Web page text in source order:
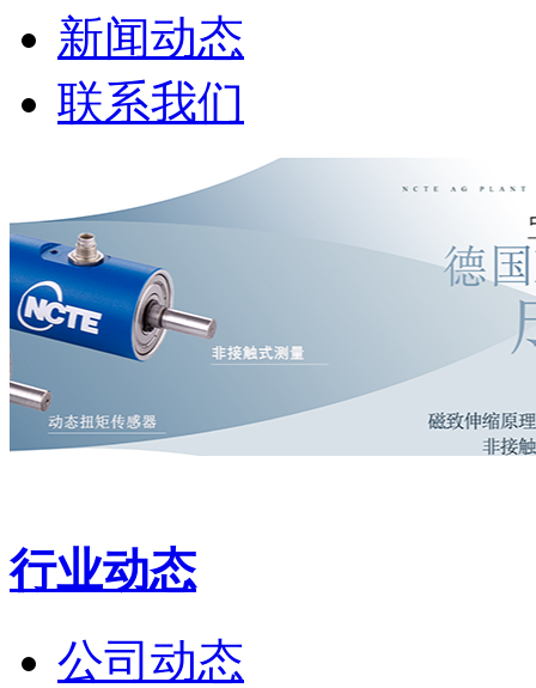
新闻动态
联系我们
行业动态
公司动态